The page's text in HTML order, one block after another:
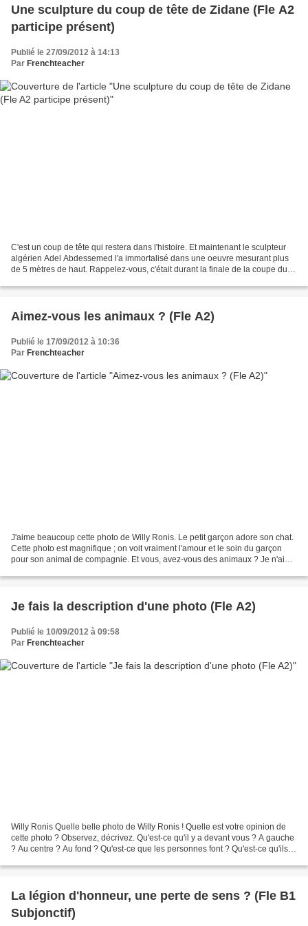
Une sculpture du coup de tête de Zidane (Fle A2
participe présent)
Publié le 27/09/2012 à 14:13
Par Frenchteacher
C'est un coup de tête qui restera dans l'histoire. Et maintenant le sculpteur
algérien Adel Abdessemed l'a immortalisé dans une oeuvre mesurant plus
de 5 mètres de haut. Rappelez-vous, c'était durant la finale de la coupe du
Aimez-vous les animaux ? (Fle A2)
Publié le 17/09/2012 à 10:36
Par Frenchteacher
J'aime beaucoup cette photo de Willy Ronis. Le petit garçon adore son chat.
Cette photo est magnifique ; on voit vraiment l'amour et le soin du garçon
pour son animal de compagnie. Et vous, avez-vous des animaux ? Je n'ai
Je fais la description d'une photo (Fle A2)
Publié le 10/09/2012 à 09:58
Par Frenchteacher
Willy Ronis Quelle belle photo de Willy Ronis ! Quelle est votre opinion de
cette photo ? Observez, décrivez. Qu'est-ce qu'il y a devant vous ? A gauche
? Au centre ? Au fond ? Qu'est-ce que les personnes font ? Qu'est-ce qu'ils
La légion d'honneur, une perte de sens ? (Fle B1
Subjonctif)